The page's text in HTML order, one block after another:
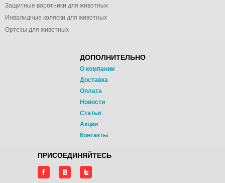
Защитные воротники для животных
Инвалидные коляски для животных
Ортезы для животных
ДОПОЛНИТЕЛЬНО
О компании
Доставка
Оплата
Новости
Статьи
Акции
Контакты
ПРИСОЕДИНЯЙТЕСЬ